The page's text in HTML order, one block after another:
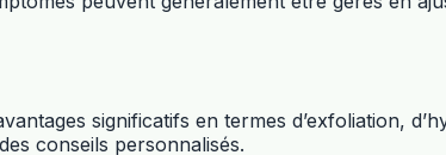
significatifs en termes d’exfoliation,
conseils personnalisés.